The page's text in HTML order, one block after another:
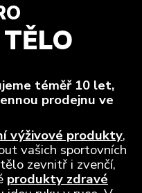
téměř 10 let,
prodejnu ve
výživové produkty,
vašich sportovních
zevnitř i zvenčí,
produkty zdravé